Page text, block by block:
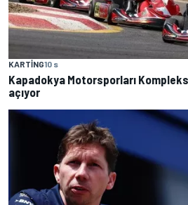
KARTING10 s
Kapadokya Motorsporları
açıyor